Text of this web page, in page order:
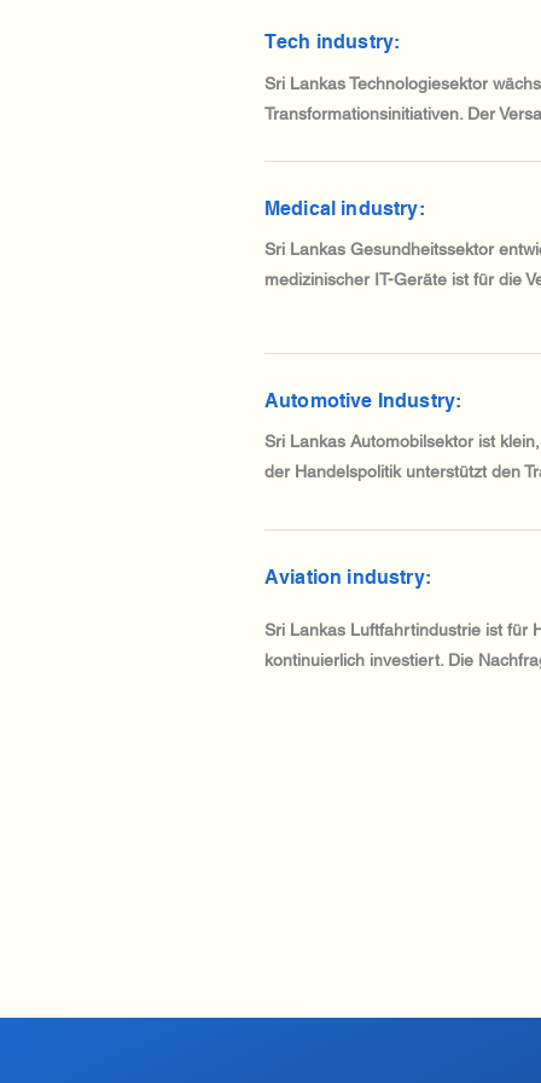
Tech industry:
Sri Lankas Technologiesektor
Transformationsinitiativen. Der
Medical industry:
Sri Lankas Gesundheitssektor
medizinischer IT-Geräte ist für die
Automotive Industry:
Sri Lankas Automobilsektor ist
der Handelspolitik unterstützt den
Aviation industry:
Sri Lankas Luftfahrtindustrie ist für
kontinuierlich investiert. Die